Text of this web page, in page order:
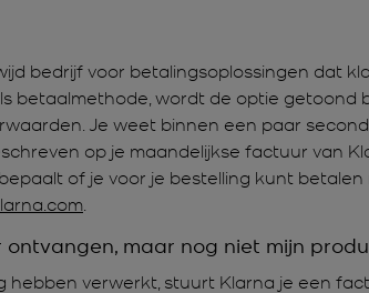
bedrijf voor betalingsoplossingen dat
betaalmethode, wordt de optie
Je weet binnen een paar
op je maandelijkse factuur van
of je voor je bestelling kunt
maar nog niet mijn
hebben verwerkt, stuurt Klarna je een